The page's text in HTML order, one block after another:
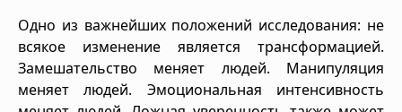
Одно из важнейших положений исследования: не
всякое изменение является трансформацией.
Замешательство меняет людей. Манипуляция
меняет людей. Эмоциональная интенсивность